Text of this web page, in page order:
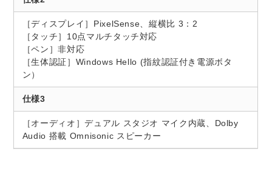
［ディスプレイ］PixelSense、縦横比 3：2
［タッチ］10点マルチタッチ対応
［ペン］非対応
［生体認証］Windows Hello (指紋認証付き電源ボタ
ン）
仕様3
［オーディオ］デュアル スタジオ マイク内蔵、Dolby
Audio 搭載 Omnisonic スピーカー